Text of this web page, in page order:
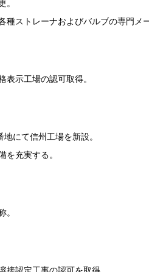
ストレーナおよびバルブの専門メ
示工場の認可取得。
にて信州工場を新設。
充実する。